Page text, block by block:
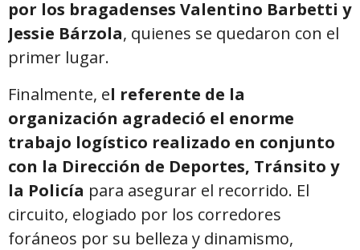
por los bragadenses Valentino Barbetti y
Jessie Bárzola, quienes se quedaron con el
primer lugar.
Finalmente, el referente de la
organización agradeció el enorme
trabajo logístico realizado en conjunto
con la Dirección de Deportes, Tránsito y
la Policía para asegurar el recorrido. El
circuito, elogiado por los corredores
foráneos por su belleza y dinamismo,